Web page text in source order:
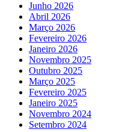
Junho 2026
Abril 2026
Março 2026
Fevereiro 2026
Janeiro 2026
Novembro 2025
Outubro 2025
Março 2025
Fevereiro 2025
Janeiro 2025
Novembro 2024
Setembro 2024